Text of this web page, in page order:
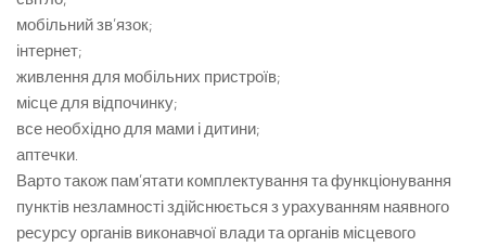
мобільний зв’язок;
інтернет;
живлення для мобільних пристроїв;
місце для відпочинку;
все необхідно для мами і дитини;
аптечки.
Варто також пам’ятати комплектування та функціонування
пунктів незламності здійснюється з урахуванням наявного
ресурсу органів виконавчої влади та органів місцевого